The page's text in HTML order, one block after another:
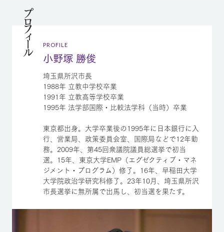
プロフィール PROFILE
小野塚 勝俊
埼玉県所沢市長
1988年 立教中学校卒業
1991年 立教高等学校卒業
1995年 法学部国際・比較法学科（当時）卒業
東京都出身。大学卒業後の1995年に日本銀行に入
行、営業局、政策委員会室、国際局などで12年勤
務。2009年、第45回衆議院議員総選挙で初当
選。15年、東京大学EMP（エグゼクティブ・マネ
ジメント・プログラム）修了。16年、早稲田大学
大学院政治学研究科修了。23年10月、埼玉県所沢
市長選挙に無所属で出馬し、初当選を果たす。